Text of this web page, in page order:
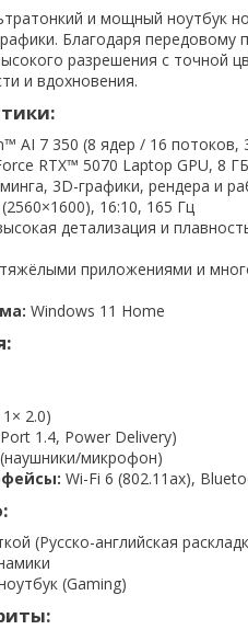
и мощный ноутбук
Благодаря передовому
разрешения с точной
и вдохновения.
AI 7 350 (8 ядер / 16
RTX™ 5070 Laptop GPU, 8
3D-графики, рендера и
(2560×1600), 16:10, 165 Гц
детализация и
приложениями и
Windows 11 Home
2.0)
1.4, Power Delivery)
микрофон)
Wi-Fi 6 (802.11ax),
(Русско-английская
(Gaming)